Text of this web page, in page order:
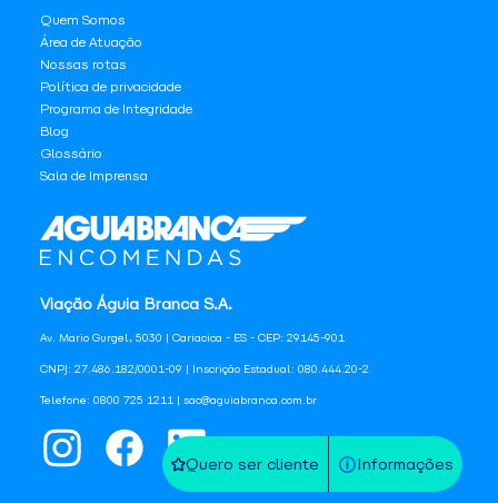
Quero ser cliente Informações
Viação Águia Branca S.A.
Av. Mario Gurgel, 5030 | Cariacica - ES - CEP: 29145-901
CNPJ: 27.486.182/0001-09 | Inscrição Estadual: 080.444.20-2
Telefone: 0800 725 1211 | sac@aguiabranca.com.br
Quem Somos
Área de Atuação
Nossas rotas
Política de privacidade
Programa de Integridade
Blog
Glossário
Sala de Imprensa